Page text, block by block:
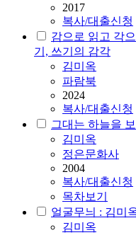
2017
복사/대출신청
감으로 읽고 각
기, 쓰기의 감각
김미옥
파람북
2024
복사/대출신청
그대는 하늘을
김미옥
정은문화사
2004
복사/대출신청
목차보기
얼굴무늬 : 김미
김미옥